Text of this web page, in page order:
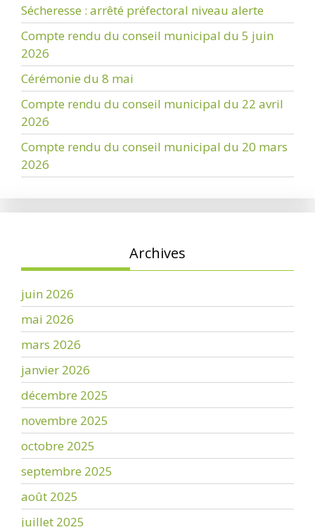
Sécheresse : arrêté préfectoral niveau alerte
Compte rendu du conseil municipal du 5 juin
2026
Cérémonie du 8 mai
Compte rendu du conseil municipal du 22 avril
2026
Compte rendu du conseil municipal du 20 mars
2026
Archives
juin 2026
mai 2026
mars 2026
janvier 2026
décembre 2025
novembre 2025
octobre 2025
septembre 2025
août 2025
juillet 2025